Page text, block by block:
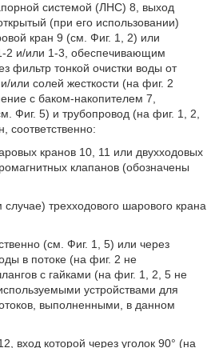
системой (ЛНС) 8, выход
(при его использовании)
кран 9 (см. Фиг. 1, 2) или
2 и/или 1-3, обеспечивающим
фильтр тонкой очистки воды от
или солей жесткости (на фиг. 2
с баком-накопителем 7,
Фиг. 5) и трубопровод (на фиг. 1, 2,
соответственно:
кранов 10, 11 или двухходовых
клапанов (обозначены
трехходового шарового крана
(см. Фиг. 1, 5) или через
в потоке (на фиг. 2 не
с гайками (на фиг. 1, 2, 5 не
устройствами для
выполненными, в данном
вход которой через уголок 90° (на